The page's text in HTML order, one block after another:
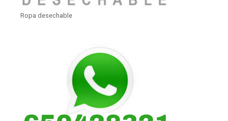
Ropa desechable